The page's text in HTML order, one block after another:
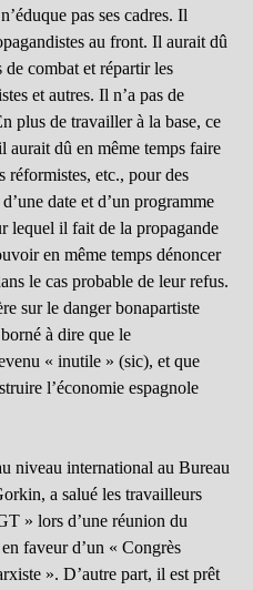
pas ses cadres. Il
au front. Il aurait dû
de combat et répartir les
et autres. Il n’a pas de
plus de travailler à la base, ce
aurait dû en même temps faire
réformistes, etc., pour des
date et d’un programme
lequel il fait de la propagande
en même temps dénoncer
le cas probable de leur refus.
sur le danger bonapartiste
à dire que le
« inutile » (sic), et que
l’économie espagnole
niveau international au Bureau
a salué les travailleurs
» lors d’une réunion du
faveur d’un « Congrès
». D’autre part, il est prêt